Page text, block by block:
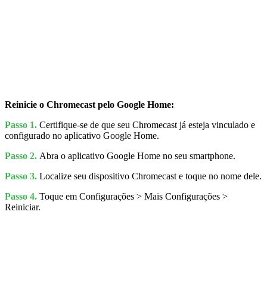
Reinicie o Chromecast pelo Google Home:
Passo 1. Certifique-se de que seu Chromecast já esteja vinculado e
configurado no aplicativo Google Home.
Passo 2. Abra o aplicativo Google Home no seu smartphone.
Passo 3. Localize seu dispositivo Chromecast e toque no nome dele.
Passo 4. Toque em Configurações > Mais Configurações >
Reiniciar.